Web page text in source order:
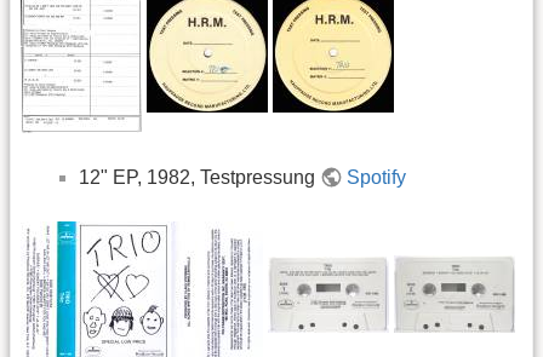
12" EP, 1982, Testpressung Spotify